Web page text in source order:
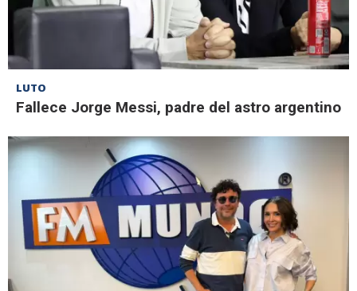
LUTO
Fallece Jorge Messi, padre del astro argentino